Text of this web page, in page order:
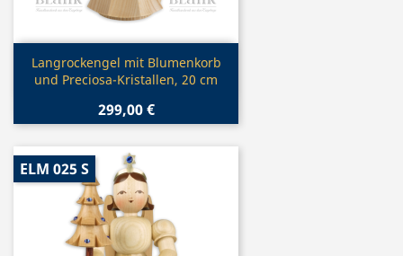
Vorschau
Langrockengel mit Blumenkorb
und Preciosa-Kristallen, 20 cm
299,00 €
ELM 025 S